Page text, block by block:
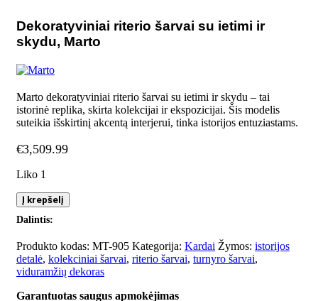
Dekoratyviniai riterio šarvai su ietimi ir
skydu, Marto
Marto dekoratyviniai riterio šarvai su ietimi ir skydu – tai
istorinė replika, skirta kolekcijai ir ekspozicijai. Šis modelis
suteikia išskirtinį akcentą interjerui, tinka istorijos entuziastams.
€3,509.99
Liko 1
produkto
kiekis:
Dekoratyviniai
šarvai
su
ietimi
Į krepšelį
Dalintis:
Produkto kodas: MT-905 Kategorija: Kardai Žymos: istorijos
detalė, kolekciniai šarvai, riterio šarvai, turnyro šarvai,
viduramžių dekoras
Garantuotas saugus apmokėjimas